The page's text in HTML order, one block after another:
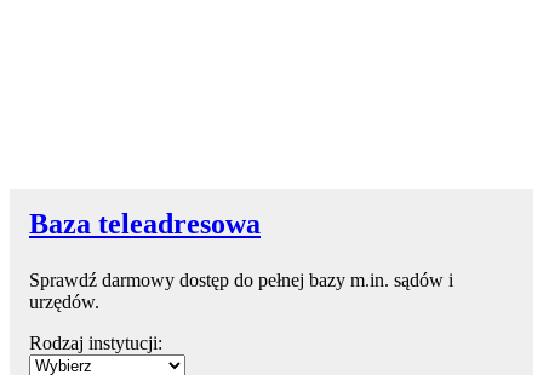
Baza teleadresowa
Sprawdź darmowy dostęp do pełnej bazy m.in. sądów i
urzędów.
Rodzaj instytucji: